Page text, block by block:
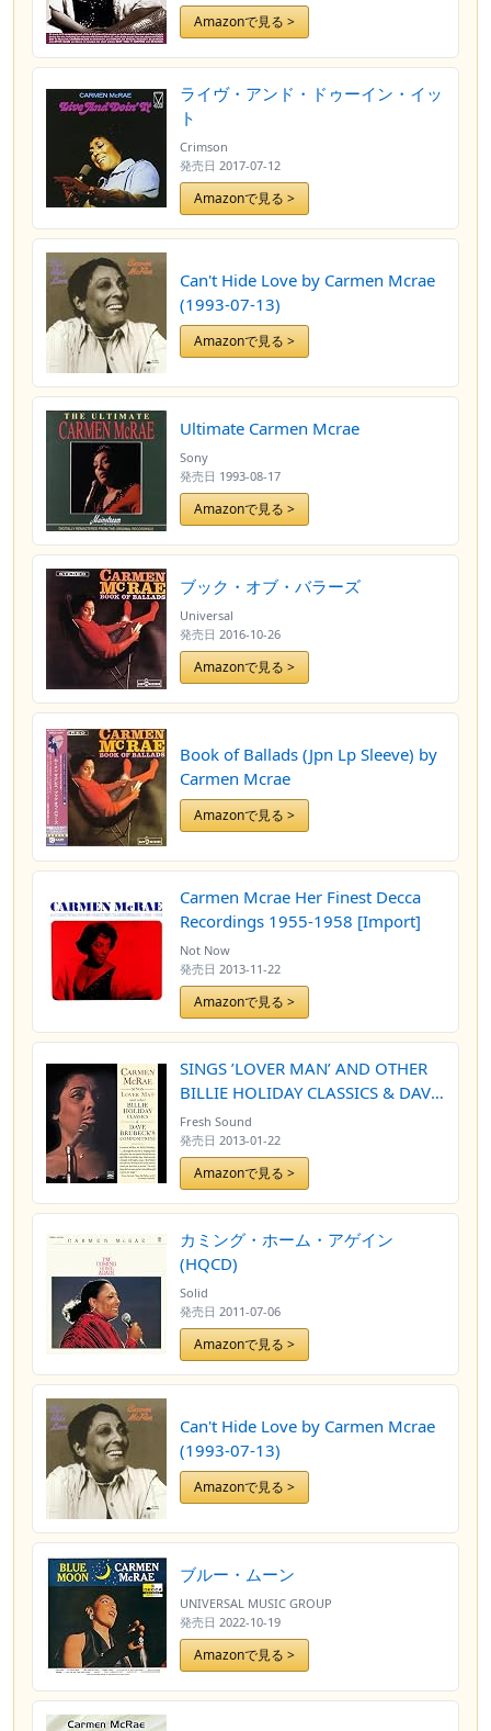
Amazonで見る >
ライヴ・アンド・ドゥーイン・イッ
ト
Crimson
発売日 2017-07-12
Amazonで見る >
Can't Hide Love by Carmen Mcrae
(1993-07-13)
Amazonで見る >
Ultimate Carmen Mcrae
Sony
発売日 1993-08-17
Amazonで見る >
ブック・オブ・バラーズ
Universal
発売日 2016-10-26
Amazonで見る >
Book of Ballads (Jpn Lp Sleeve) by
Carmen Mcrae
Amazonで見る >
Carmen Mcrae Her Finest Decca
Recordings 1955-1958 [Import]
Not Now
発売日 2013-11-22
Amazonで見る >
SINGS ’LOVER MAN’ AND OTHER
BILLIE HOLIDAY CLASSICS & DAVE
BRUBECK’S COMPOSITIONS
Fresh Sound
発売日 2013-01-22
Amazonで見る >
カミング・ホーム・アゲイン
(HQCD)
Solid
発売日 2011-07-06
Amazonで見る >
Can't Hide Love by Carmen Mcrae
(1993-07-13)
Amazonで見る >
ブルー・ムーン
UNIVERSAL MUSIC GROUP
発売日 2022-10-19
Amazonで見る >